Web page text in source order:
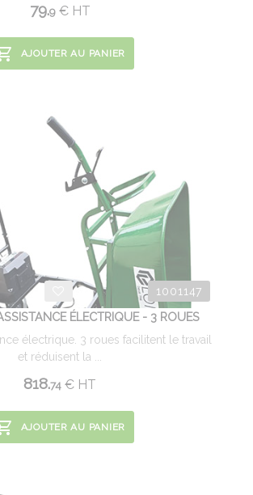
79.9 €HT
AJOUTER AU PANIER
1001147
ÉLECTRIQUE - 3 ROUES
électrique. 3 roues facilitent le travail
et réduisent la ...
818.74 € HT
AJOUTER AU PANIER